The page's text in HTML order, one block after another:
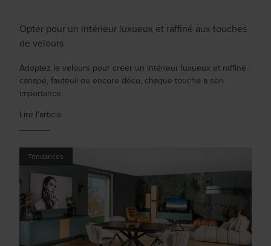
Opter pour un intérieur luxueux et raffiné aux touches
de velours
Adoptez le velours pour créer un intérieur luxueux et raffiné :
canapé, fauteuil ou encore déco, chaque touche a son
importance.
Lire l'article
Tendances